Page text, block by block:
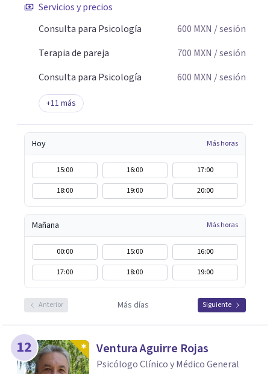
Servicios y precios
Consulta para Psicología
600 MXN / sesión
Terapia de pareja
700 MXN / sesión
Consulta para Psicología
600 MXN / sesión
+11 más
Hoy Más horas
15:00 16:00
17:00
18:00
19:00 20:00
Mañana Más horas
00:00 15:00
16:00
17:00
18:00 19:00
Anterior Más días Siguiente
12 Ventura Aguirre Rojas
Psicólogo Clínico y Médico General